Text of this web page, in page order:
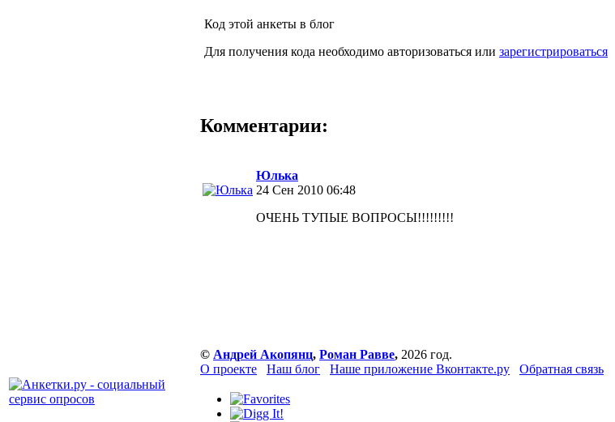
Код этой анкеты в блог
Для получения кода необходимо авторизоваться или зарегистрироваться
Комментарии:
Юлька
24 Сен 2010 06:48
ОЧЕНЬ ТУПЫЕ ВОПРОСЫ!!!!!!!!!
© Андрей Акопянц, Роман Равве, 2026 год.
О проекте
Наш блог Наше приложение Вконтакте.ру Обратная связь